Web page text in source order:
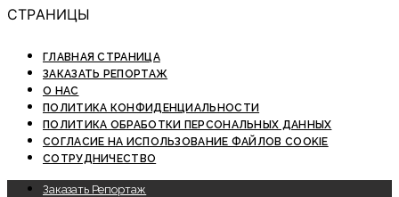
СТРАНИЦЫ
ГЛАВНАЯ СТРАНИЦА
ЗАКАЗАТЬ РЕПОРТАЖ
О НАС
ПОЛИТИКА КОНФИДЕНЦИАЛЬНОСТИ
ПОЛИТИКА ОБРАБОТКИ ПЕРСОНАЛЬНЫХ ДАННЫХ
СОГЛАСИЕ НА ИСПОЛЬЗОВАНИЕ ФАЙЛОВ COOKIE
СОТРУДНИЧЕСТВО
Заказать Репортаж